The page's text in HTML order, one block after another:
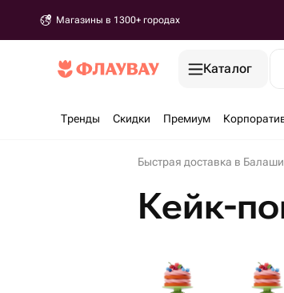
Магазины в 1300+ городах
Каталог
Тренды Скидки Премиум
Быстрая доставка в
Кейк-